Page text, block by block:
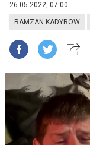
26.05.2022, 07:00
RAMZAN KADYROW